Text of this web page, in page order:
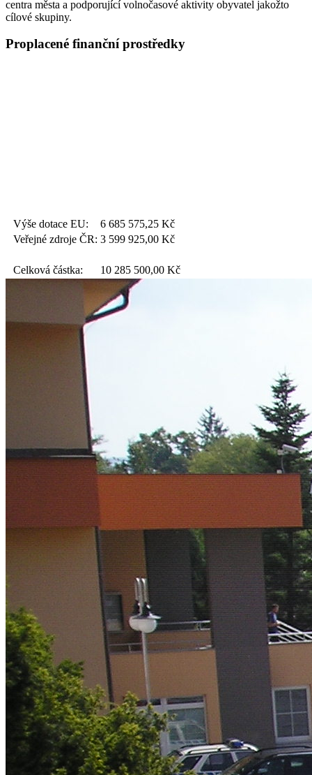
centra města a podporující volnočasové aktivity obyvatel jakožto
cílové skupiny.
Proplacené finanční prostředky
Výše dotace EU: 6 685 575,25 Kč
Veřejné zdroje ČR: 3 599 925,00 Kč
Celková částka: 10 285 500,00 Kč